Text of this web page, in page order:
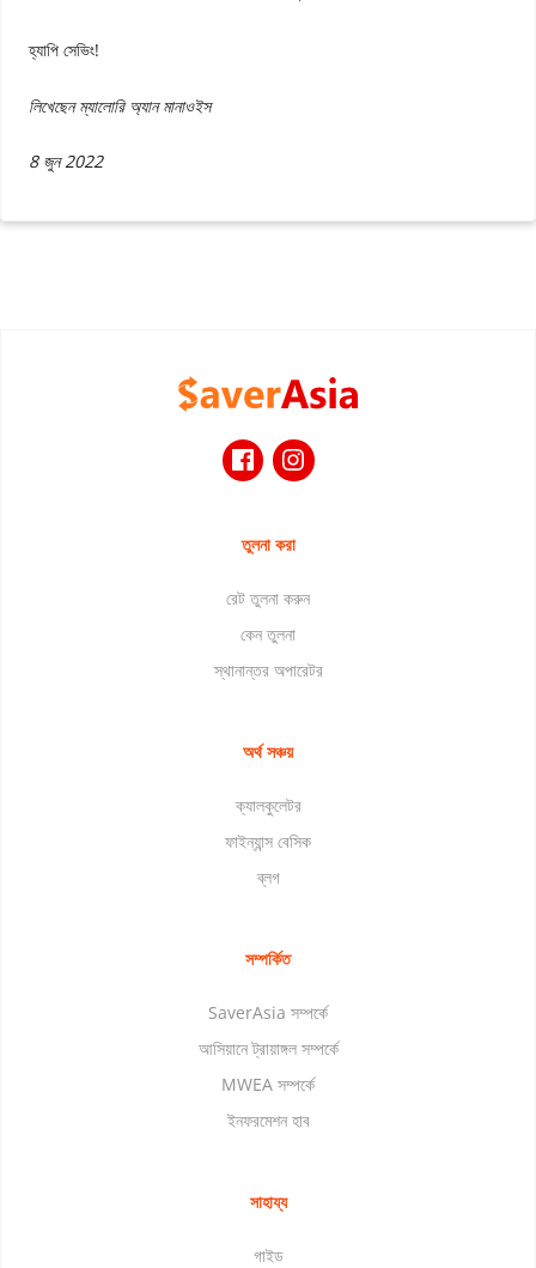
হ্যাপি সেভিং!
লিখেছেন ম্যালোরি অ্যান মানাওইস
8 জুন 2022
তুলনা করা
রেট তুলনা করুন
কেন তুলনা
স্থানান্তর অপারেটর
অর্থ সঞ্চয়
ক্যালকুলেটর
ফাইন্যান্স বেসিক
ব্লগ
সম্পর্কিত
SaverAsia সম্পর্কে
আসিয়ানে ট্রায়াঙ্গল সম্পর্কে
MWEA সম্পর্কে
ইনফরমেশন হাব
সাহায্য
গাইড